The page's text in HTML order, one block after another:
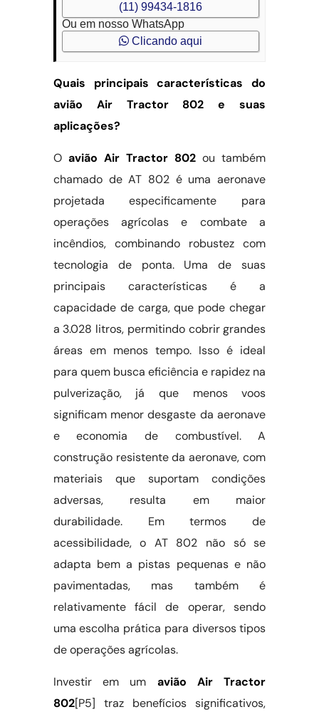
(11) 99434-1816
Ou em nosso WhatsApp
Clicando aqui
Quais principais características do
avião Air Tractor 802 e suas
aplicações?
O avião Air Tractor 802ou também
chamado de AT 802 é uma aeronave
projetada especificamente para
operações agrícolas e combate a
incêndios, combinando robustez com
tecnologia de ponta. Uma de suas
principais características é a
capacidade de carga, que pode chegar
a 3.028 litros, permitindo cobrir grandes
áreas em menos tempo. Isso é ideal
para quem busca eficiência e rapidez na
pulverização, já que menos voos
significam menor desgaste da aeronave
e economia de combustível. A
construção resistente da aeronave, com
materiais que suportam condições
adversas, resulta em maior
durabilidade. Em termos de
acessibilidade, o AT 802 não só se
adapta bem a pistas pequenas e não
pavimentadas, mas também é
relativamente fácil de operar, sendo
uma escolha prática para diversos tipos
de operações agrícolas.
Investir em um avião Air Tractor
802[P5] traz benefícios significativos,